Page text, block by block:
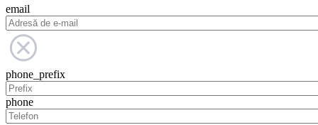
email
phone_prefix
phone